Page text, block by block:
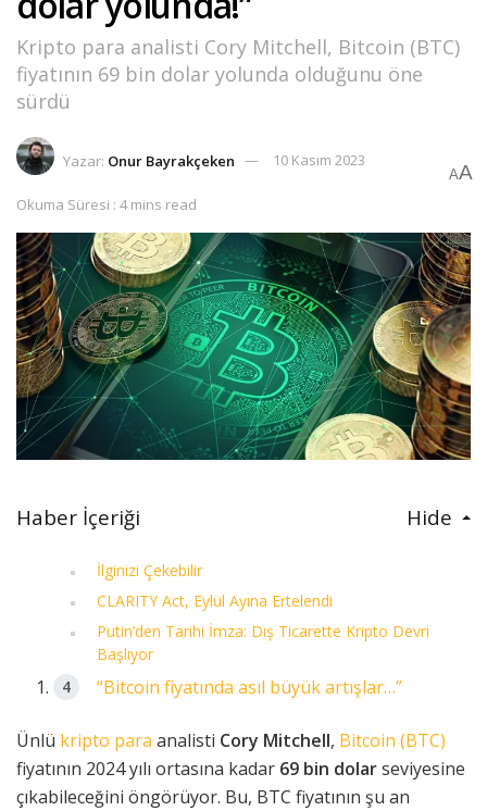
Kripto para analisti Cory Mitchell, Bitcoin (BTC)
fiyatının 69 bin dolar yolunda olduğunu öne
sürdü
Yazar: Onur Bayrakçeken 10 Kasım 2023
Okuma Süresi : 4 mins read
AA
Haber İçeriği Hide
İlginizi Çekebilir
CLARITY Act, Eylül Ayına Ertelendi
Putin’den Tarihi İmza: Dış Ticarette Kripto Devri
Başlıyor
“Bitcoin fiyatında asıl büyük artışlar…”
Ünlü kripto para analisti Cory Mitchell, Bitcoin (BTC)
fiyatının 2024 yılı ortasına kadar 69 bin dolarseviyesine
çıkabileceğini öngörüyor. Bu, BTC fiyatının şu an